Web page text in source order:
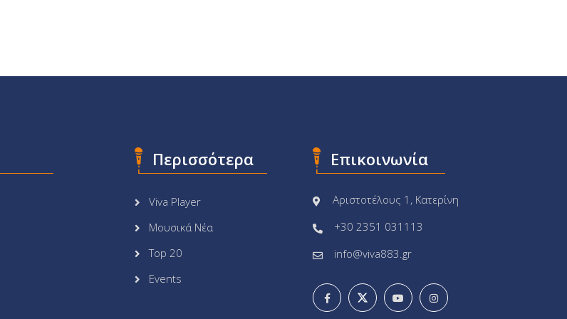
Περισσότερα
Viva Player
Μουσικά Νέα
Top 20
Events
Επικοινωνία
Αριστοτέλους 1, Κατερίνη
+30 2351 031113
info@viva883.gr